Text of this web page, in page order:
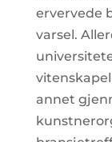
ervervede
varsel.
annet